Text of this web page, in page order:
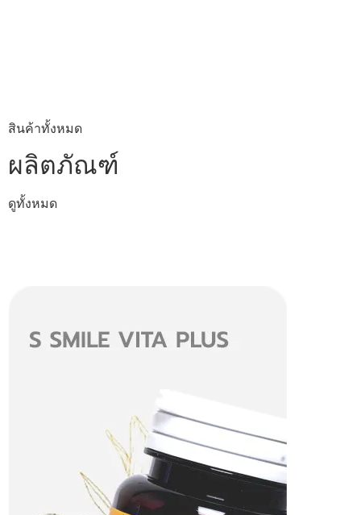
สินค้าทั้งหมด
ผลิตภัณฑ์
ดูทั้งหมด